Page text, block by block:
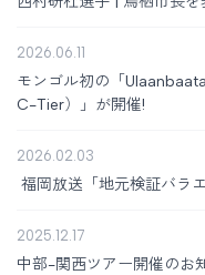
2026.06.11
モンゴル初の「
C-Tier）」が開催!
2026.02.03
福岡放送「地元検証バラ
2025.12.17
中部-関西ツアー開催のお